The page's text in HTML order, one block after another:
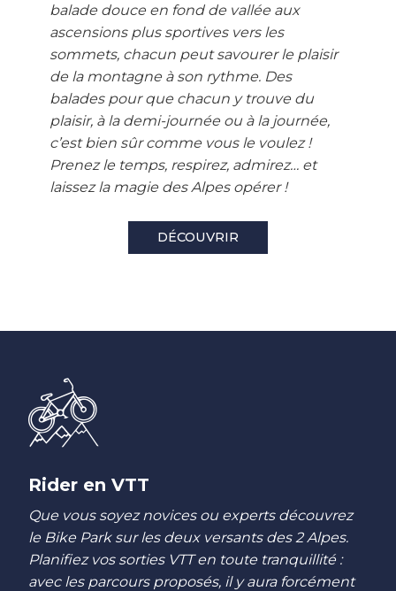
balade douce en fond de vallée aux
ascensions plus sportives vers les
sommets, chacun peut savourer le plaisir
de la montagne à son rythme. Des
balades pour que chacun y trouve du
plaisir, à la demi-journée ou à la journée,
c’est bien sûr comme vous le voulez !
Prenez le temps, respirez, admirez… et
laissez la magie des Alpes opérer !
DÉCOUVRIR
Rider en VTT
Que vous soyez novices ou experts découvrez
le Bike Park sur les deux versants des 2 Alpes.
Planifiez vos sorties VTT en toute tranquillité :
avec les parcours proposés, il y aura forcément